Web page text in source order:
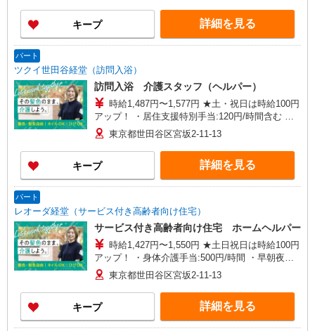
キープ 詳細を見る
パート
ツクイ世田谷経堂（訪問入浴）
訪問入浴 介護スタッフ（ヘルパー）
時給1,487円〜1,577円 ★土・祝日は時給100円
アップ！ ・居住支援特別手当:120円/時間含む ※
給与幅は資格・経験等による
東京都世田谷区宮坂2-11-13
キープ 詳細を見る
パート
レオーダ経堂（サービス付き高齢者向け住宅）
サービス付き高齢者向け住宅 ホームヘルパー
時給1,427円〜1,550円 ★土日祝日は時給100円
アップ！ ・身体介護手当:500円/時間 ・早朝夜間
深夜手当:300円/時間 （18:00〜翌07:59の時間
帯） ・ICT手当:2,000円/月 ・深夜割増は別途支給
・ケア→ケアの移動時間も賃金（時給）を支給 ・
居住支援特別手当:120円/時給含む ※給与幅は資
格・経験等による
東京都世田谷区宮坂2-11-13
キープ 詳細を見る